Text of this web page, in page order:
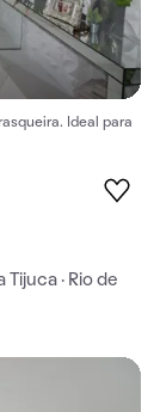
Ideal para
· Rio de